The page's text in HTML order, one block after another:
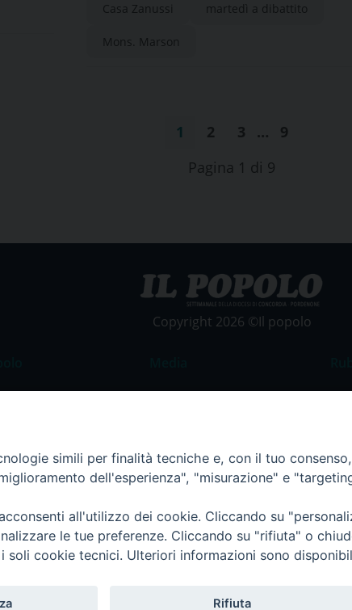
Casa Zanussi martedì a dibattito
Mons. Marson
1 2 3 …
9
Pagina 1 di 9
Copyright 2026 ©Il popolo
Foto
simili per finalità tecniche e, con il tuo
dell'esperienza", "misurazione" e
all'utilizzo dei cookie. Cliccando su
le tue preferenze. Cliccando su "rifiuta" o
soli cookie tecnici. Ulteriori informazioni sono
Rifiuta